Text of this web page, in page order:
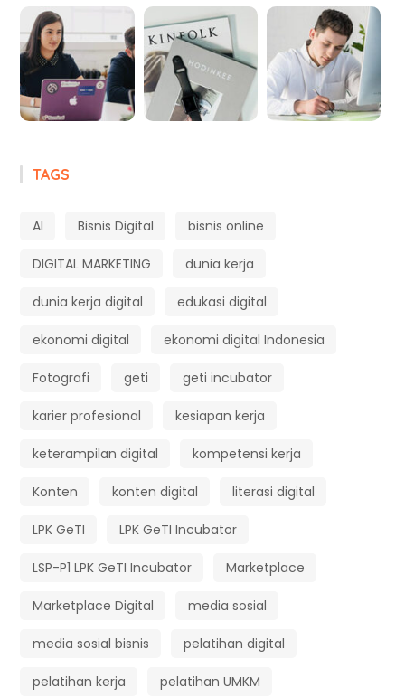
TAGS
AI Bisnis Digital bisnis online
DIGITAL MARKETING dunia kerja
dunia kerja digital edukasi digital
ekonomi digital ekonomi digital Indonesia
Fotografi geti geti incubator
karier profesional kesiapan kerja
keterampilan digital kompetensi kerja
Konten konten digital literasi digital
LPK GeTI LPK GeTI Incubator
LSP-P1 LPK GeTI Incubator Marketplace
Marketplace Digital media sosial
media sosial bisnis pelatihan digital
pelatihan kerja pelatihan UMKM